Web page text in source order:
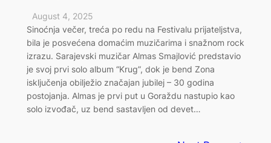
August 4, 2025
Sinoćnja večer, treća po redu na Festivalu prijateljstva,
bila je posvećena domaćim muzičarima i snažnom rock
izrazu. Sarajevski muzičar Almas Smajlović predstavio
je svoj prvi solo album “Krug”, dok je bend Zona
isključenja obilježio značajan jubilej – 30 godina
postojanja. Almas je prvi put u Goraždu nastupio kao
solo izvođač, uz bend sastavljen od devet…